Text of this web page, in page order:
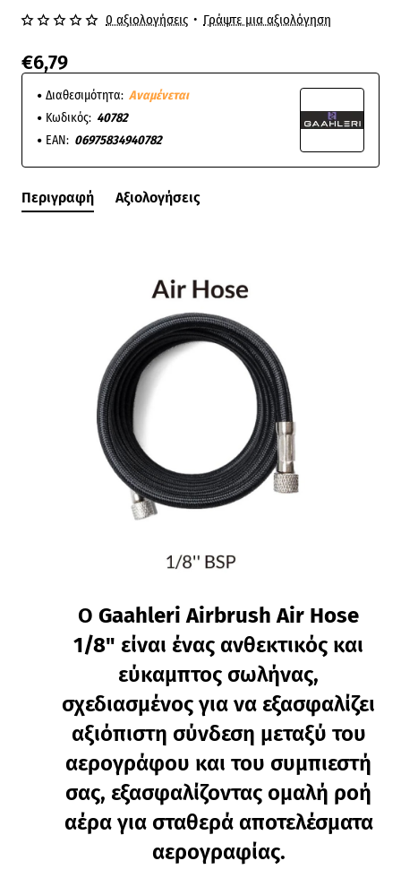
Αναμένεται
0 αξιολογήσεις • Γράψτε μια αξιολόγηση
€6,79
Διαθεσιμότητα: Αναμένεται
Κωδικός: 40782
EAN: 06975834940782
Περιγραφή Αξιολογήσεις
Ο Gaahleri Airbrush Air Hose
1/8" είναι ένας ανθεκτικός και
εύκαμπτος σωλήνας,
σχεδιασμένος για να εξασφαλίζει
αξιόπιστη σύνδεση μεταξύ του
αερογράφου και του συμπιεστή
σας, εξασφαλίζοντας ομαλή ροή
αέρα για σταθερά αποτελέσματα
αερογραφίας.